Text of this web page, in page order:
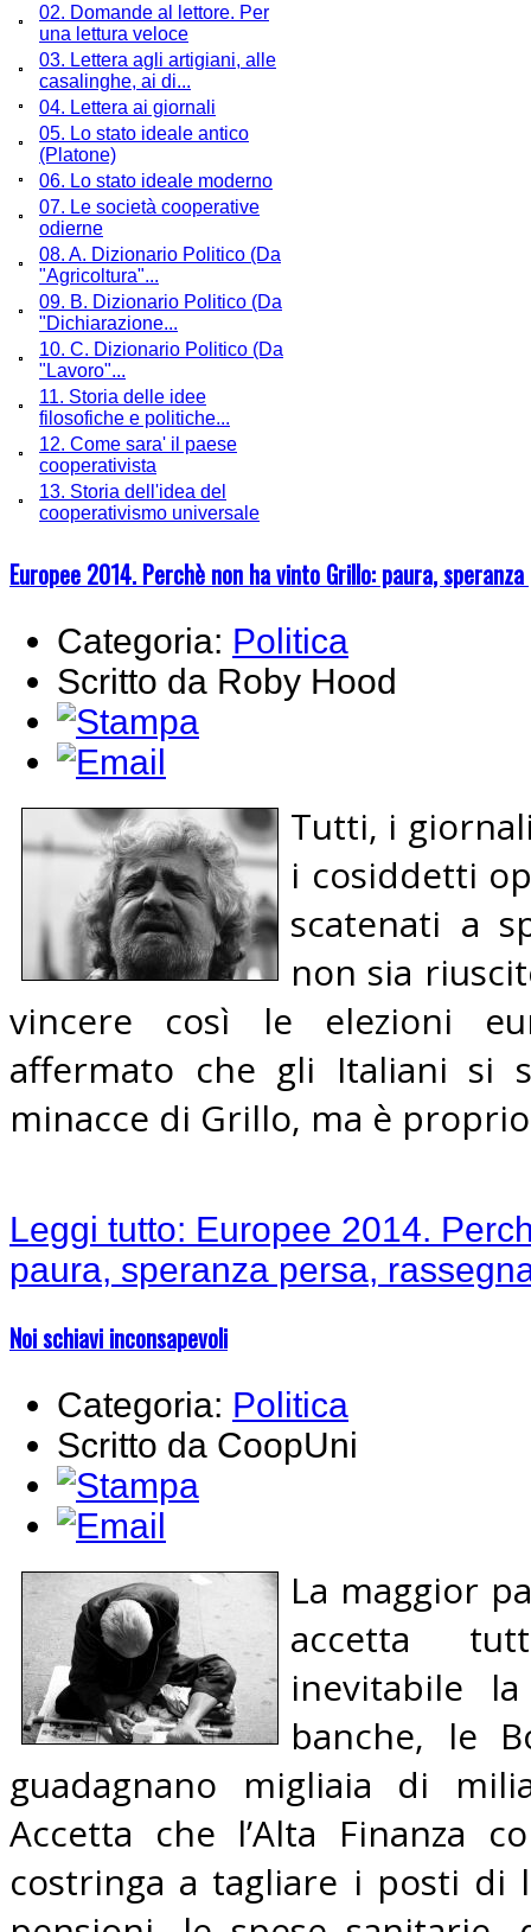
02. Domande al lettore. Per
una lettura veloce
03. Lettera agli artigiani, alle
casalinghe, ai di...
04. Lettera ai giornali
05. Lo stato ideale antico
(Platone)
06. Lo stato ideale moderno
07. Le società cooperative
odierne
08. A. Dizionario Politico (Da
"Agricoltura"...
09. B. Dizionario Politico (Da
"Dichiarazione...
10. C. Dizionario Politico (Da
"Lavoro"...
11. Storia delle idee
filosofiche e politiche...
12. Come sara' il paese
cooperativista
13. Storia dell'idea del
cooperativismo universale
Europee 2014. Perchè non ha vinto Grillo: paura,
Categoria: Politica
Scritto da Roby Hood
Tutti, i
i cosiddetti
scatenati a
non sia
vincere così le elezioni
affermato che gli Italiani si
minacce di Grillo, ma è
Leggi tutto: Europee 2014.
paura, speranza persa,
Noi schiavi inconsapevoli
Categoria: Politica
Scritto da CoopUni
La maggior
accetta
inevitabile
banche, le
guadagnano migliaia di
Accetta che l’Alta Finanza
costringa a tagliare i posti di